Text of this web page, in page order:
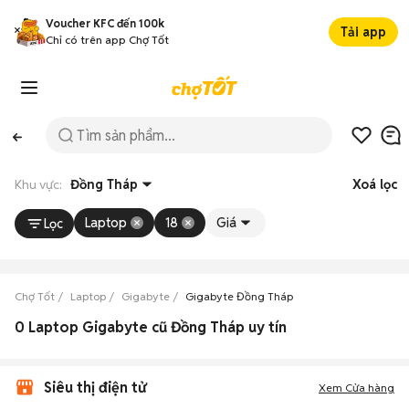
Voucher KFC đến 100k
Chỉ có trên app Chợ Tốt
Tải app
Khu vực: Đồng Tháp Xoá lọc
Lọc Laptop 18 Giá
Chợ Tốt Laptop Gigabyte Gigabyte Đồng Tháp
0 Laptop Gigabyte cũ Đồng Tháp uy tín
Siêu thị điện tử Xem Cửa hàng